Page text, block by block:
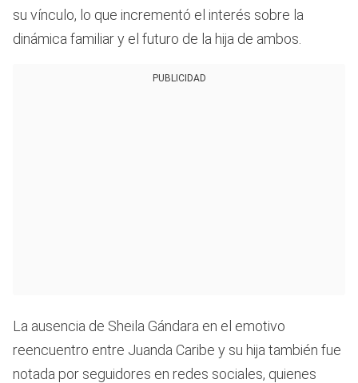
su vínculo, lo que incrementó el interés sobre la
dinámica familiar y el futuro de la hija de ambos.
PUBLICIDAD
La ausencia de Sheila Gándara en el emotivo
reencuentro entre Juanda Caribe y su hija también fue
notada por seguidores en redes sociales, quienes